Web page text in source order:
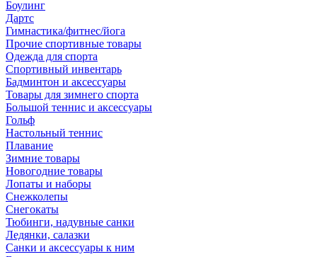
Боулинг
Дартс
Гимнастика/фитнес/йога
Прочие спортивные товары
Одежда для спорта
Спортивный инвентарь
Бадминтон и аксессуары
Товары для зимнего спорта
Большой теннис и аксессуары
Гольф
Настольный теннис
Плавание
Зимние товары
Новогодние товары
Лопаты и наборы
Снежколепы
Снегокаты
Тюбинги, надувные санки
Ледянки, салазки
Санки и аксессуары к ним